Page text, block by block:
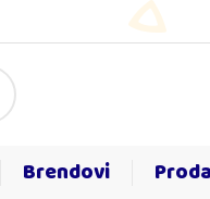
Brendovi